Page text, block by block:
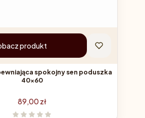
produkt
spokojny sen poduszka
40x60
Cena
89,00 zł